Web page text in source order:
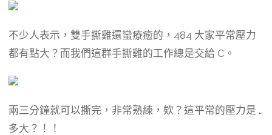
不少人表示，雙手撕雞還蠻療癒的，484 大家平常壓力
都有點大？而我們這群手撕雞的工作總是交給 C。
兩三分鐘就可以撕完，非常熟練，欸？這平常的壓力是 …
多大？！！